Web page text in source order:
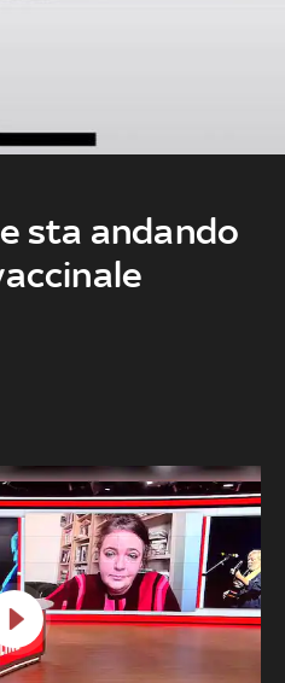
sta andando